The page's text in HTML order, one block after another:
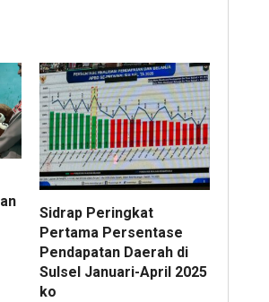
Sidrap Peringkat
Pertama Persentase
Pendapatan Daerah di
Sulsel Januari-April 2025
ko